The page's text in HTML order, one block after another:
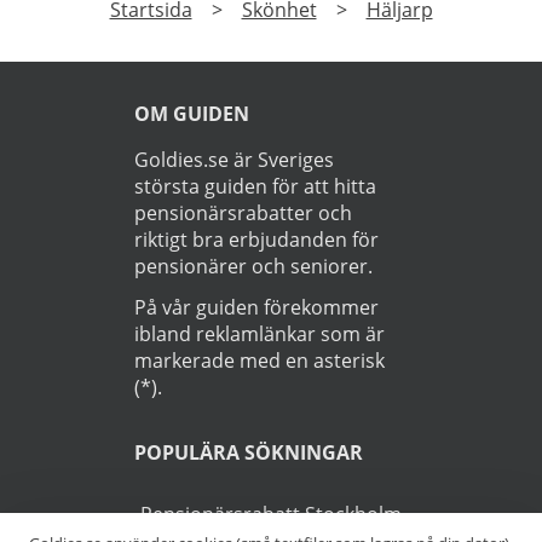
Startsida > Skönhet > Häljarp
OM GUIDEN
Goldies.se är Sveriges
största guiden för att hitta
pensionärsrabatter och
riktigt bra erbjudanden för
pensionärer och seniorer.
På vår guiden förekommer
ibland reklamlänkar som är
markerade med en asterisk
(*).
POPULÄRA SÖKNINGAR
Pensionärsrabatt Stockholm